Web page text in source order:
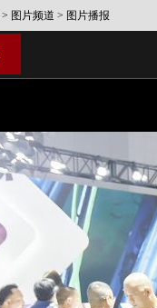
> 图片频道 > 图片播报